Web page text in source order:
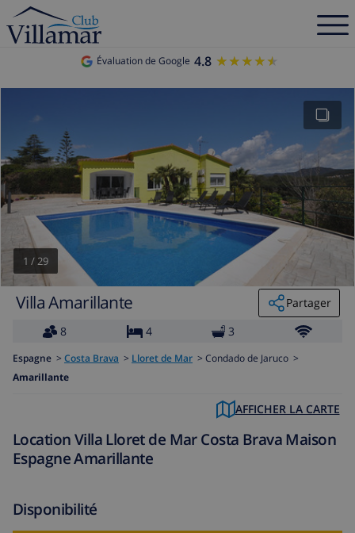
Évaluation de Google 4.8 ★★★★★
★★★★★
1 /29
Villa Amarillante
Partager
8
4 3
Espagne > Costa Brava > Lloret de Mar > Condado de Jaruco >
Amarillante
AFFICHER LA CARTE
Location Villa Lloret de Mar Costa Brava Maison
Espagne Amarillante
Disponibilité